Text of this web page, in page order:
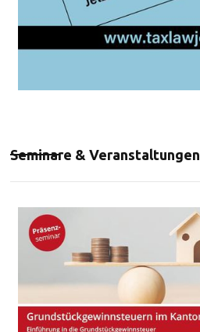
Seminare & Veranstaltungen